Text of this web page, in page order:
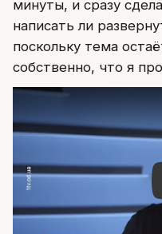
минуты, и сразу
написать ли
поскольку тема
собственно, что я